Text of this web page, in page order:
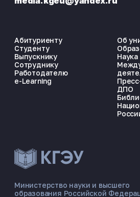
ЭНЕРГОКОД —
Министерство науки и высшего
образования Российской
Абитуриенту
Студенту
Выпускнику
Сотруднику
Работодателю
e-Learning
Об
Наука
ДПО